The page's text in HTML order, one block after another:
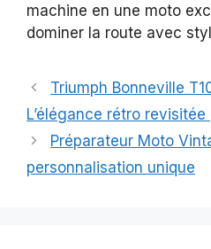
machine en une moto
dominer la route avec
Triumph Bonneville
L’élégance rétro revisitée
Préparateur Moto
personnalisation unique